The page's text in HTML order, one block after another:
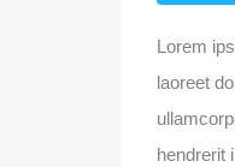
Lorem
laoreet
hendrerit